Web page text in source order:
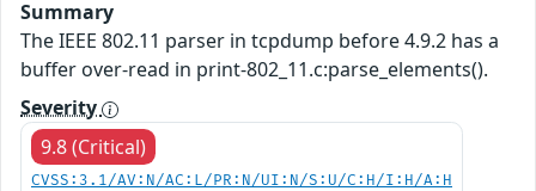
Summary
The IEEE 802.11 parser in tcpdump before 4.9.2 has a
buffer over-read in print-802_11.c:parse_elements().
Severity
9.8 (Critical)
CVSS:3.1/AV:N/AC:L/PR:N/UI:N/S:U/C:H/I:H/A:H